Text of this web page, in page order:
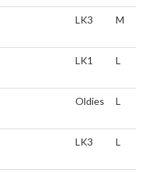
LK3 M
LK1 L
Oldies L
LK3 L